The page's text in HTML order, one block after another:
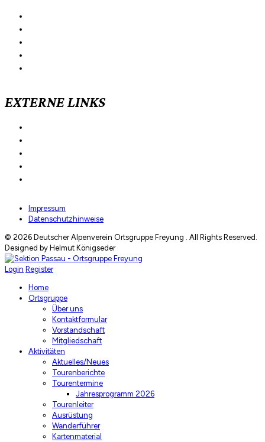
EXTERNE LINKS
Impressum
Datenschutzhinweise
© 2026 Deutscher Alpenverein Ortsgruppe Freyung . All Rights Reserved.
Designed by Helmut Königseder
Login Register
Home
Ortsgruppe
Über uns
Kontaktformular
Vorstandschaft
Mitgliedschaft
Aktivitäten
Aktuelles/Neues
Tourenberichte
Tourentermine
Jahresprogramm 2026
Tourenleiter
Ausrüstung
Wanderführer
Kartenmaterial